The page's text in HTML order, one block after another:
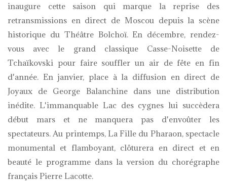
inaugure cette saison qui marque la reprise des
retransmissions en direct de Moscou depuis la scène
historique du Théâtre Bolchoï. En décembre, rendez-
vous avec le grand classique Casse-Noisette de
Tchaïkovski pour faire souffler un air de fête en fin
d'année. En janvier, place à la diffusion en direct de
Joyaux de George Balanchine dans une distribution
inédite. L'immanquable Lac des cygnes lui succèdera
début mars et ne manquera pas d'envoûter les
spectateurs. Au printemps, La Fille du Pharaon, spectacle
monumental et flamboyant, clôturera en direct et en
beauté le programme dans la version du chorégraphe
français Pierre Lacotte.